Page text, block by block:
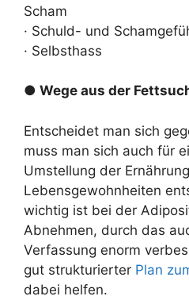
Scham
· Schuld- und
· Selbsthass
● Wege aus der
Entscheidet man sich
muss man sich auch für
Umstellung der
Lebensgewohnheiten
wichtig ist bei der
Abnehmen, durch das
Verfassung enorm
gut strukturierter Plan
dabei helfen.